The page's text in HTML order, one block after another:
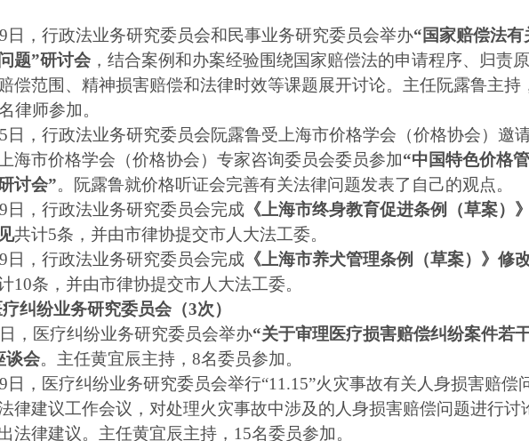
日，行政法业务研究委员会和民事业务研究委员会举办“国家赔偿法有
题”研讨会 ，结合案例和办案经验围绕国家赔偿法的申请程序、归责原
偿范围、精神损害赔偿和法律时效等课题展开讨论。主任阮露鲁主持
律师参加。
日，行政法业务研究委员会阮露鲁受上海市价格学会（价格协会）邀请
海市价格学会（价格协会）专家咨询委员会委员参加“中国特色价格
讨会”。阮露鲁就价格听证会完善有关法律问题发表了自己的观点。
日，行政法业务研究委员会完成 《上海市终身教育促进条例（草案）
共计5条，并由市律协提交市人大法工委。
日，行政法业务研究委员会完成 《上海市养犬管理条例（草案）》修
10条，并由市律协提交市人大法工委。
疗纠纷业务研究委员会（3次）
日，医疗纠纷业务研究委员会举办“关于审理医疗损害赔偿纠纷案件若
谈会。主任黄宜辰主持， 8名委员参加。
日，医疗纠纷业务研究委员会举行“11.15”火灾事故有关人身损害赔偿
律建议工作会议，对处理火灾事故中涉及的人身损害赔偿问题进行讨
法律建议。主任黄宜辰主持， 15名委员参加。